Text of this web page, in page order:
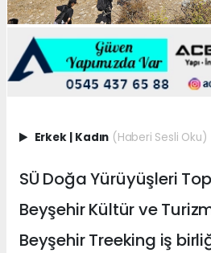
Erkek Kadın (Haberi Sesli Oku)
SÜ Doğa Yürüyüşleri
Beyşehir Kültür ve
Beyşehir Treeking iş